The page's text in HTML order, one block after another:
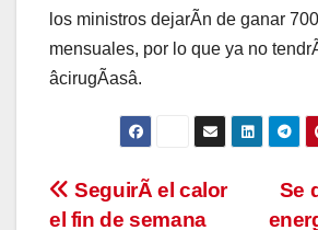
los ministros dejarÃn de ganar
mensuales, por lo que ya no
âcirugÃasâ.
Navegación
Se
SeguirÃ el calor
el fin de semana